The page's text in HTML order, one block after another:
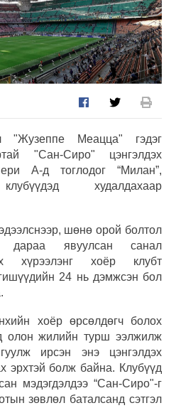
"Жузеппе Меацца" гэдэг
"Сан-Сиро" цэнгэлдэх
А-д тоглодог “Милан”,
худалдахаар
шөнө орой болтол
дараа явуулсан санал
хүрээлэнг хоёр клубт
24 нь дэмжсэн бол
хоёр өрсөлдөгч болох
олон жилийн турш ээлжилж
ирсэн энэ цэнгэлдэх
эрхтэй болж байна. Клубүүд
мэдэгдэлдээ “Сан-Сиро"-г
зөвлөл баталсанд сэтгэл